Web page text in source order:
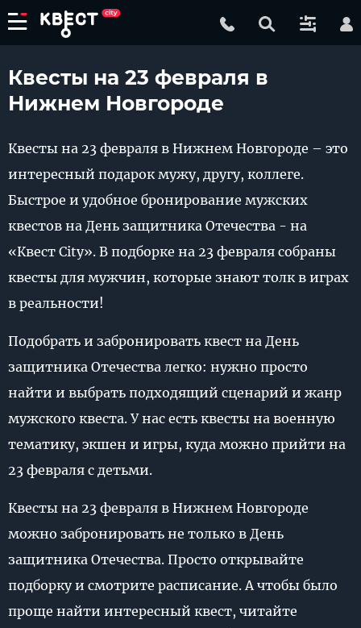
Квесты на 23 февраля в
Нижнем Новгороде
Квесты на 23 февраля в Нижнем Новгороде – это
интересный подарок мужу, другу, коллеге.
Быстрое и удобное бронирование мужских
квестов на День защитника Отечества - на
«Квест City». В подборке на 23 февраля собраны
квесты для мужчин, которые знают толк в играх
в реальности!
Подобрать и забронировать квест на День
защитника Отечества легко: нужно просто
найти и выбрать подходящий сценарий и жанр
мужского квеста. У нас есть квесты на военную
тематику, экшен и игры, куда можно прийти на
23 февраля с детьми.
Квесты на 23 февраля в Нижнем Новгороде
можно забронировать не только в День
защитника Отечества. Просто открывайте
подборку и смотрите расписание. А чтобы было
проще найти интересный квест, читайте